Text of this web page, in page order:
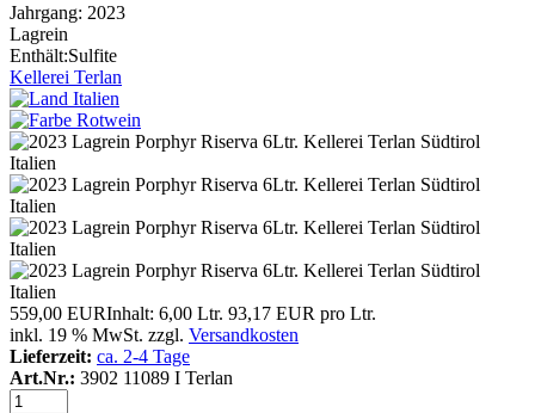
Jahrgang: 2023
Lagrein
Enthält:Sulfite
Kellerei Terlan
559,00 EURInhalt: 6,00 Ltr. 93,17 EUR pro Ltr.
inkl. 19 % MwSt. zzgl. Versandkosten
Lieferzeit: ca. 2-4 Tage
Art.Nr.: 3902 11089 I Terlan